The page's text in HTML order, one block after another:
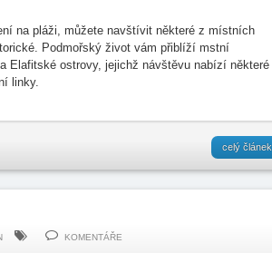
na pláži, můžete navštívit některé z místních
Podmořský život vám přiblíží mstní
Elafitské ostrovy, jejichž návštěvu nabízí některé
linky.
celý článek
KOMENTÁŘE